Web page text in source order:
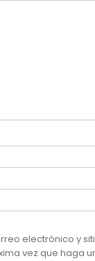
electrónico y
vez que haga